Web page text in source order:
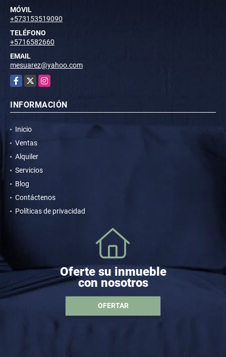
MÓVIL
+573153519090
TELÉFONO
+5716582660
EMAIL
mesuarez@yahoo.com
Facebook
X Instagram
INFORMACIÓN
Inicio
Ventas
Alquiler
Servicios
Blog
Contáctenos
Políticas de privacidad
Oferte su inmueble
con nosotros
OFERTAR